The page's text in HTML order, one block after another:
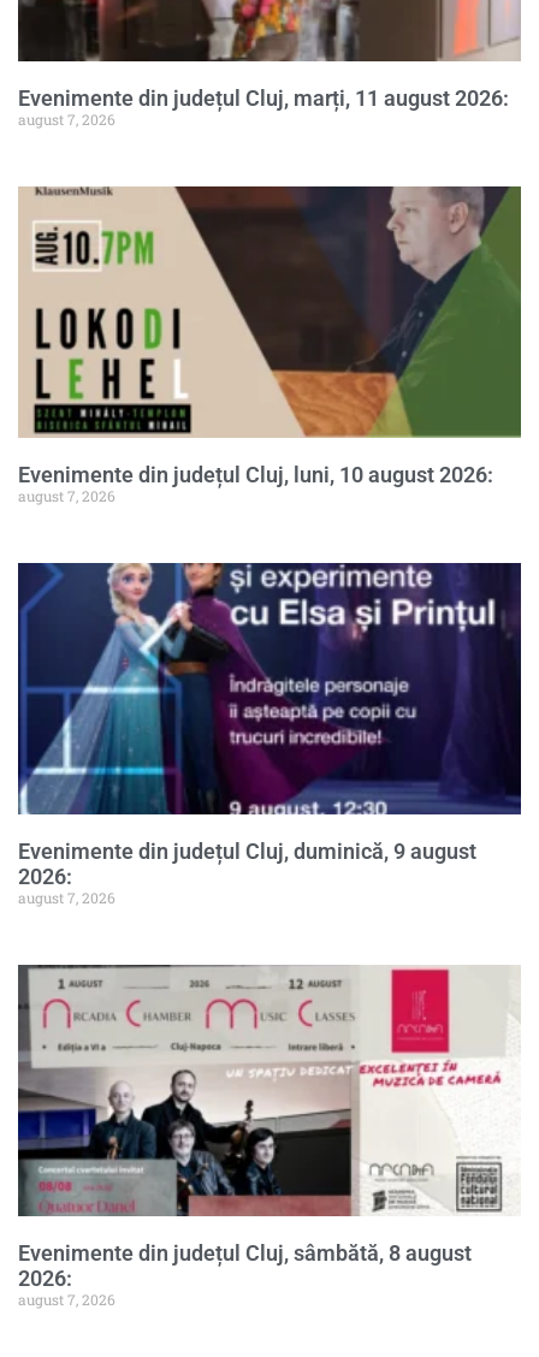
Evenimente din județul Cluj, marți, 11 august 2026:
august 7, 2026
Evenimente din județul Cluj, luni, 10 august 2026:
august 7, 2026
Evenimente din județul Cluj, duminică, 9 august
2026:
august 7, 2026
Evenimente din județul Cluj, sâmbătă, 8 august
2026:
august 7, 2026